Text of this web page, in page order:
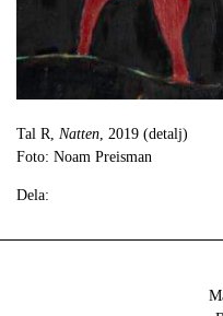
Tal R, Natten, 2019 (detalj)
Foto: Noam Preisman
Dela: